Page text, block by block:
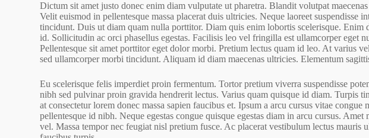
Dictum sit amet justo donec enim diam vulputate ut pharetra. Blandit volutpat
Velit euismod in pellentesque massa placerat duis ultricies. Neque laoreet suspendisse
tincidunt. Duis ut diam quam nulla porttitor. Diam quis enim lobortis scelerisque. Enim
id. Sollicitudin ac orci phasellus egestas. Facilisis leo vel fringilla est ullamcorper eget
Pellentesque sit amet porttitor eget dolor morbi. Pretium lectus quam id leo. At varius
sed ullamcorper morbi tincidunt. Aliquam id diam maecenas ultricies. Elementum
Eu scelerisque felis imperdiet proin fermentum. Tortor pretium viverra suspendisse
nibh sed pulvinar proin gravida hendrerit lectus. Varius quam quisque id diam. Turpis
at consectetur lorem donec massa sapien faucibus et. Ipsum a arcu cursus vitae
pellentesque id nibh. Neque egestas congue quisque egestas diam in arcu cursus.
vel. Massa tempor nec feugiat nisl pretium fusce. Ac placerat vestibulum lectus mauris